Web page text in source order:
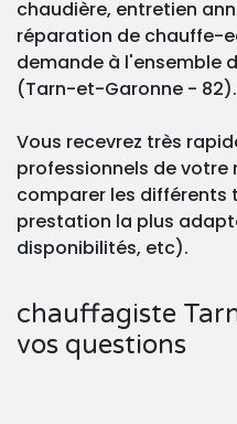
chaudière, entretien
réparation de chauffe-
demande à l'ensemble
(Tarn-et-Garonne - 82).
Vous recevrez très
professionnels de votre
comparer les différents
prestation la plus
disponibilités, etc).
chauffagiste
vos questions